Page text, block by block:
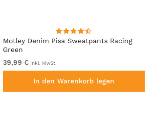
Motley Denim Pisa Sweatpants Racing
Green
39,99 € inkl. MwSt.
In den Warenkorb legen